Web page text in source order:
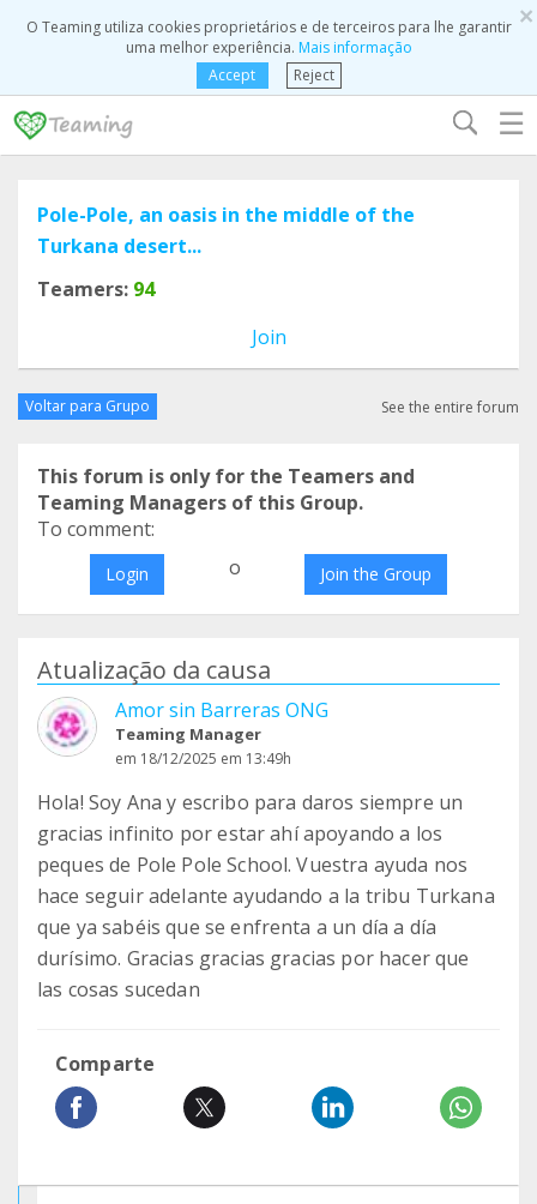
×
O Teaming utiliza cookies proprietários e de terceiros para lhe garantir
uma melhor experiência. Mais informação
Accept
Reject
☰
Pole-Pole, an oasis in the middle of the
Turkana desert...
Teamers: 94
Join
Voltar para Grupo See the entire forum
This forum is only for the Teamers and
Teaming Managers of this Group.
To comment:
Login o Join the Group
Atualização da causa
Amor sin Barreras ONG
Teaming Manager
em 18/12/2025 em 13:49h
Hola! Soy Ana y escribo para daros siempre un
gracias infinito por estar ahí apoyando a los
peques de Pole Pole School. Vuestra ayuda nos
hace seguir adelante ayudando a la tribu Turkana
que ya sabéis que se enfrenta a un día a día
durísimo. Gracias gracias gracias por hacer que
las cosas sucedan
Comparte